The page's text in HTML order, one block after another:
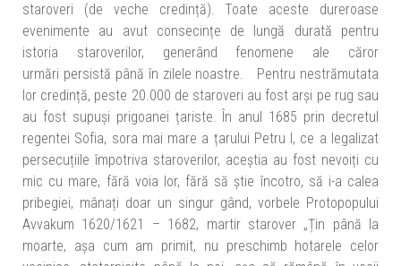
staroveri (de veche credință). Toate aceste dureroase
evenimente au avut consecințe de lungă durată pentru
istoria staroverilor, generând fenomene ale căror
urmări persistă până în zilele noastre. Pentru nestrămutata
lor credință, peste 20.000 de staroveri au fost arși pe rug sau
au fost supuși prigoanei țariste. În anul 1685 prin decretul
regentei Sofia, sora mai mare a țarului Petru I, ce a legalizat
persecuțiile împotriva staroverilor, aceștia au fost nevoiți cu
mic cu mare, fără voia lor, fără să știe încotro, să i-a calea
pribegiei, mânați doar un singur gând, vorbele Protopopului
Avvakum 1620/1621 – 1682, martir starover „Țin până la
moarte, așa cum am primit, nu preschimb hotarele celor